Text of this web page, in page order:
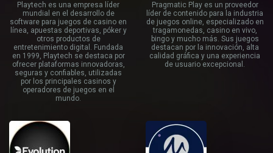
Playtech es una empresa líder
mundial en el desarrollo de
software para juegos de casino en
línea, apuestas deportivas, póker y
otros productos de
entretenimiento digital. Fundada
en 1999, Playtech se destaca por
ofrecer plataformas innovadoras,
seguras y confiables, utilizadas
por los principales casinos y
operadores de juegos en el
mundo.
Pragmatic Play es un proveedor
líder de contenido para la industria
de juegos online, especializado en
tragamonedas, casino en vivo,
bingo y mucho más. Sus juegos
destacan por la innovación, alta
calidad gráfica y una experiencia
de usuario excepcional.